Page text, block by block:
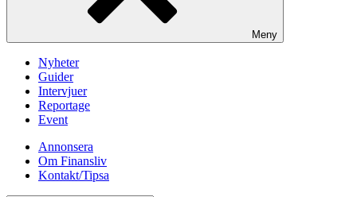
Meny
Nyheter
Guider
Intervjuer
Reportage
Event
Annonsera
Om Finansliv
Kontakt/Tipsa